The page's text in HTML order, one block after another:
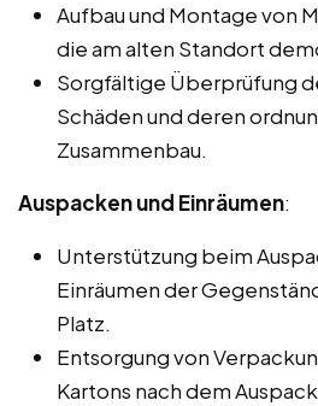
Aufbau und Montage von
die am alten Standort
Sorgfältige Überprüfung
Schäden und deren
Zusammenbau.
Auspacken und Einräumen:
Unterstützung beim
Einräumen der
Platz.
Entsorgung von
Kartons nach dem